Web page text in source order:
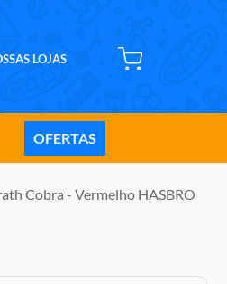
OFERTAS
Cobra - Vermelho HASBRO